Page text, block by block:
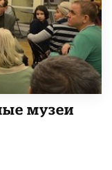
музеи